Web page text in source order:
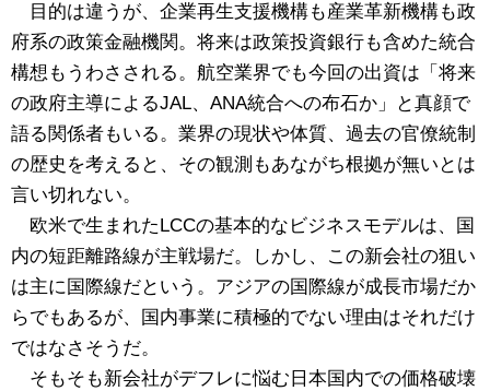
目的は違うが、企業再生支援機構も産業革新機構も政
府系の政策金融機関。将来は政策投資銀行も含めた統合
構想もうわさされる。航空業界でも今回の出資は「将来
の政府主導によるJAL、ANA統合への布石か」と真顔で
語る関係者もいる。業界の現状や体質、過去の官僚統制
の歴史を考えると、その観測もあながち根拠が無いとは
言い切れない。
欧米で生まれたLCCの基本的なビジネスモデルは、国
内の短距離路線が主戦場だ。しかし、この新会社の狙い
は主に国際線だという。アジアの国際線が成長市場だか
らでもあるが、国内事業に積極的でない理由はそれだけ
ではなさそうだ。
そもそも新会社がデフレに悩む日本国内での価格破壊